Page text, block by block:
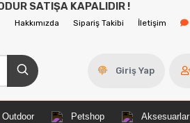
KAPALIDIR !
Hakkımızda Sipariş Takibi İletişim
Giriş Yap
Outdoor Petshop Aksesuarlar